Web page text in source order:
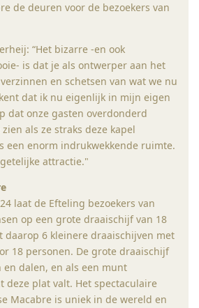
de deuren voor de bezoekers van
“Het bizarre -en ook
is dat je als ontwerper aan het
en schetsen van wat we nu
dat ik nu eigenlijk in mijn eigen
dat onze gasten overdonderd
als ze straks deze kapel
een enorm indrukwekkende ruimte.
attractie."
laat de Efteling bezoekers van
op een grote draaischijf van 18
daarop 6 kleinere draaischijven met
18 personen. De grote draaischijf
dalen, en als een munt
deze plat valt. Het spectaculaire
Macabre is uniek in de wereld en